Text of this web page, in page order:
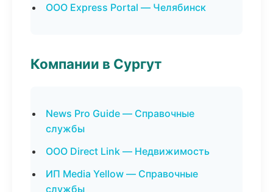
ООО Express Portal — Челябинск
Компании в Сургут
News Pro Guide — Справочные
службы
ООО Direct Link — Недвижимость
ИП Media Yellow — Справочные
службы